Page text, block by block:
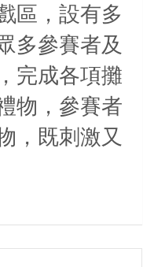
區，設有多
多參賽者及
完成各項攤
物，參賽者
，既刺激又